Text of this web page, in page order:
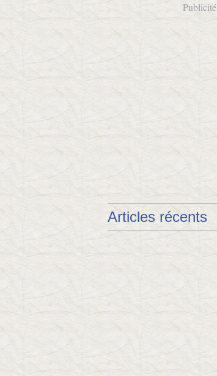
Publicité
Articles récents